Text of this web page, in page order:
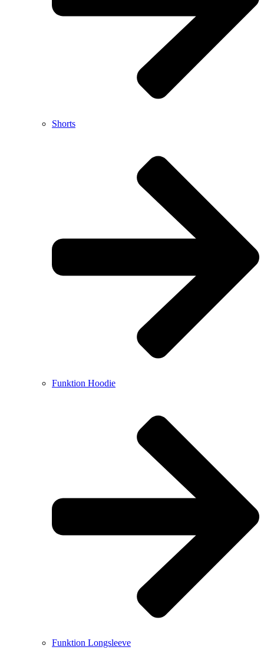
Shorts
Funktion Hoodie
Funktion Longsleeve